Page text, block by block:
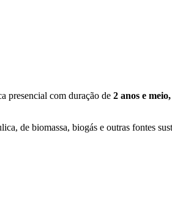
presencial com duração de 2 anos e meio,
de biomassa, biogás e outras fontes